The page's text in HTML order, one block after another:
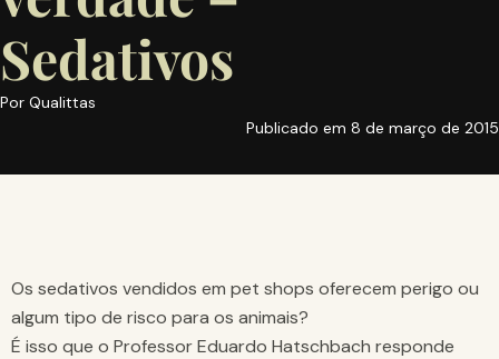
Sedativos
Por Qualittas
Publicado em 8 de março de 2015
Os sedativos vendidos em pet shops oferecem perigo ou
algum tipo de risco para os animais?
É isso que o Professor Eduardo Hatschbach responde